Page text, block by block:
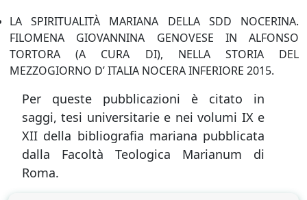
LA SPIRITUALITÀ MARIANA DELLA SDD NOCERINA.
FILOMENA GIOVANNINA GENOVESE IN ALFONSO
TORTORA (A CURA DI), NELLA STORIA DEL
MEZZOGIORNO D’ ITALIA NOCERA INFERIORE 2015.
Per queste pubblicazioni è citato in
saggi, tesi universitarie e nei volumi IX e
XII della bibliografia mariana pubblicata
dalla Facoltà Teologica Marianum di
Roma.